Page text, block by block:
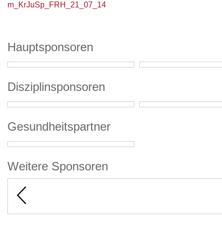
m_KrJuSp_FRH_21_07_14
Hauptsponsoren
Disziplinsponsoren
Gesundheitspartner
Weitere Sponsoren